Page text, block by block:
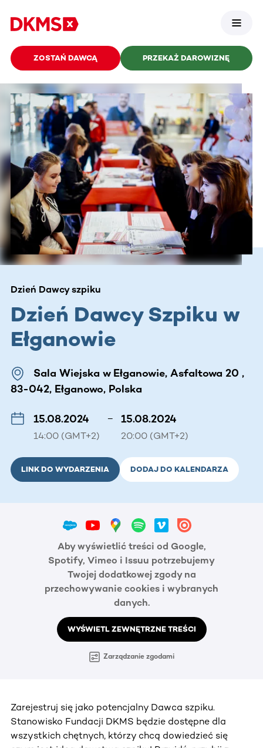
ZOSTAŃ DAWCĄ PRZEKAŻ DAROWIZNĘ
Dzień Dawcy szpiku
Dzień Dawcy Szpiku w
Ełganowie
Sala Wiejska w Ełganowie, Asfaltowa 20 ,
83-042, Ełganowo, Polska
15.08.2024
14:00 (GMT+2)
– 15.08.2024
20:00 (GMT+2)
LINK DO WYDARZENIA DODAJ DO KALENDARZA
Aby wyświetlić treści od Google,
Spotify, Vimeo i Issuu potrzebujemy
Twojej dodatkowej zgody na
przechowywanie cookies i wybranych
danych.
WYŚWIETL ZEWNĘTRZNE TREŚCI
Zarządzanie zgodami
Zarejestruj się jako potencjalny Dawca szpiku.
Stanowisko Fundacji DKMS będzie dostępne dla
wszystkich chętnych, którzy chcą dowiedzieć się